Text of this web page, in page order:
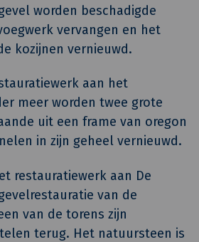
worden beschadigde
vervangen en het
kozijnen vernieuwd.
aan het
meer worden twee grote
uit een frame van oregon
in zijn geheel vernieuwd.
restauratiewerk aan De
van de
van de torens zijn
terug. Het natuursteen is